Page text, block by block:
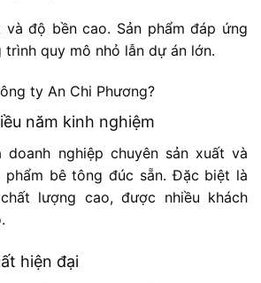
và độ bền cao. Sản phẩm đáp ứng
quy mô nhỏ lẫn dự án lớn.
ty An Chi Phương?
năm kinh nghiệm
doanh nghiệp chuyên sản xuất và
phẩm bê tông đúc sẵn. Đặc biệt là
lượng cao, được nhiều khách
hiện đại